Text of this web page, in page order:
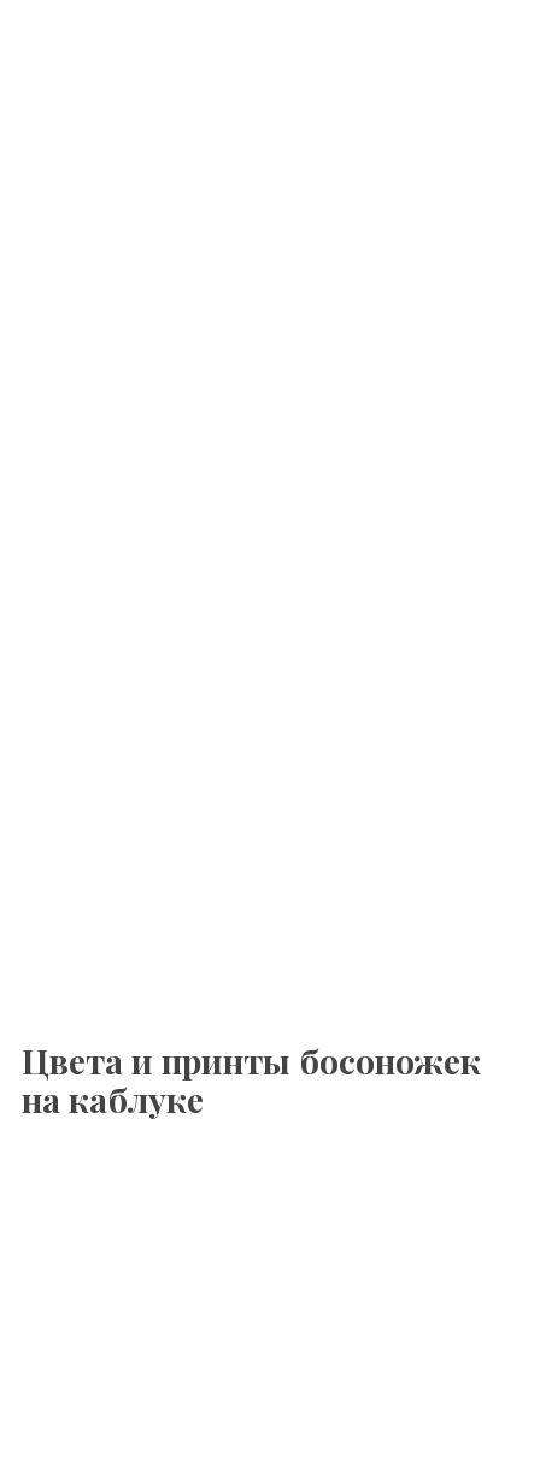
Цвета и принты босоножек
на каблуке